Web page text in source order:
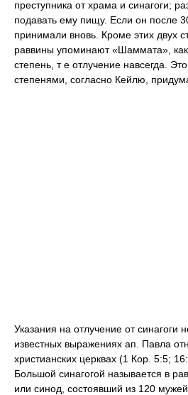
преступника от храма и синагоги;
подавать ему пищу. Если он после
принимали вновь. Кроме этих двух
раввины упоминают «Шаммата»,
степень, т е отлучение навсегда.
степенями, согласно Кейлю,
Указания на отлучение от синагоги
известных выражениях ап. Павла
христианских церквах (1 Кор. 5:5;
Большой синагогой называется в
или синод, состоявший из 120